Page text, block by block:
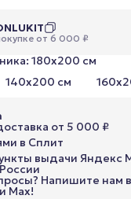
от 6 000 ₽
180x200 cм
140x200 cм
от 5 000 ₽
в Сплит
выдачи Яндекс
Напишите нам
Max!